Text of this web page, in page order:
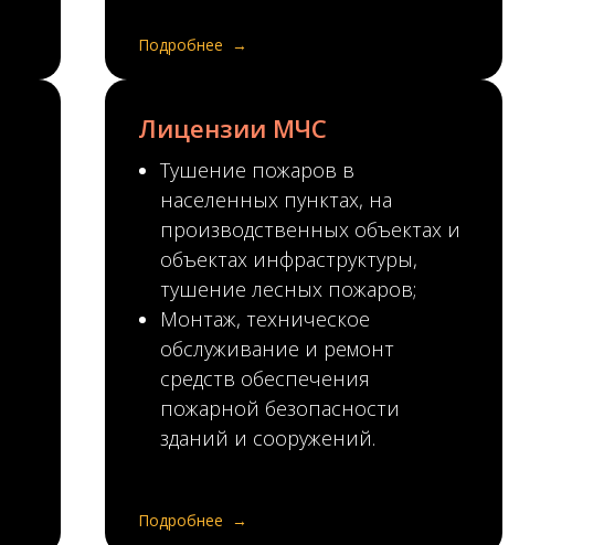
Подробнее
Лицензии МЧС
Тушение пожаров в
населенных пунктах, на
производственных объектах и
объектах инфраструктуры,
тушение лесных пожаров;
Монтаж, техническое
обслуживание и ремонт
средств обеспечения
пожарной безопасности
зданий и сооружений.
Подробнее